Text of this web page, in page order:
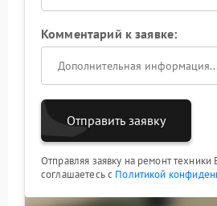
Комментарий к заявке:
Отправить заявку
Отправляя заявку на ремонт техники
соглашаетесь с Политикой